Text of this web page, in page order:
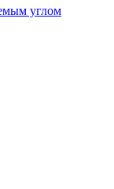
углом